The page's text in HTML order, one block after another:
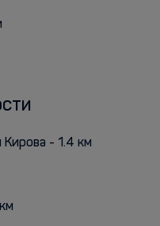
Кирова - 1.4 км